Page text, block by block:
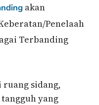
akan
Penelaah
Terbanding
ruang sidang,
yang